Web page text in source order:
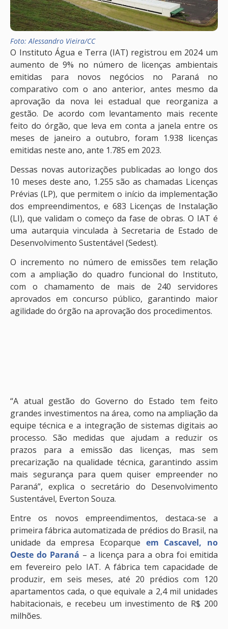
Foto: Alessandro Vieira/CC
O Instituto Água e Terra (IAT) registrou em 2024 um
aumento de 9% no número de licenças ambientais
emitidas para novos negócios no Paraná no
comparativo com o ano anterior, antes mesmo da
aprovação da nova lei estadual que reorganiza a
gestão. De acordo com levantamento mais recente
feito do órgão, que leva em conta a janela entre os
meses de janeiro a outubro, foram 1.938 licenças
emitidas neste ano, ante 1.785 em 2023.
Dessas novas autorizações publicadas ao longo dos
10 meses deste ano, 1.255 são as chamadas Licenças
Prévias (LP), que permitem o início da implementação
dos empreendimentos, e 683 Licenças de Instalação
(LI), que validam o começo da fase de obras. O IAT é
uma autarquia vinculada à Secretaria de Estado de
Desenvolvimento Sustentável (Sedest).
O incremento no número de emissões tem relação
com a ampliação do quadro funcional do Instituto,
com o chamamento de mais de 240 servidores
aprovados em concurso público, garantindo maior
agilidade do órgão na aprovação dos procedimentos.
“A atual gestão do Governo do Estado tem feito
grandes investimentos na área, como na ampliação da
equipe técnica e a integração de sistemas digitais ao
processo. São medidas que ajudam a reduzir os
prazos para a emissão das licenças, mas sem
precarização na qualidade técnica, garantindo assim
mais segurança para quem quiser empreender no
Paraná”, explica o secretário do Desenvolvimento
Sustentável, Everton Souza.
Entre os novos empreendimentos, destaca-se a
primeira fábrica automatizada de prédios do Brasil, na
unidade da empresa Ecoparque em Cascavel, no
Oeste do Paraná – a licença para a obra foi emitida
em fevereiro pelo IAT. A fábrica tem capacidade de
produzir, em seis meses, até 20 prédios com 120
apartamentos cada, o que equivale a 2,4 mil unidades
habitacionais, e recebeu um investimento de R$ 200
milhões.